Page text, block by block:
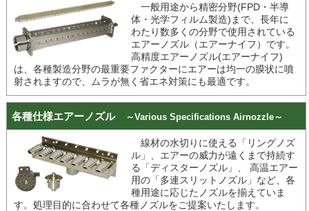
一般用途から精密分野(FPD・半導
体・光学フィルム製造)まで、長年に
わたり数多くの分野で使用されている
エアーノズル（エアーナイフ）です。
高精度エアーノズル(エアーナイフ)
は、各種製造分野の最重要ファクターにエアーは均一の膜状に噴
射されますので、ムラが無く省エネ対策にも最適です。
各種仕様エアーノズル ～Various Specifications Airnozzle～
線材の水切りに使える「リングノズ
ル」、エアーの威力が遠くまで持続す
る「ディスターノズル」、 高温エアー
用の「多連スリットノズル」など、各
種用途に応じたノズルを揃えていま
す。処理目的に合わせて各種ノズルをご提案いたします。